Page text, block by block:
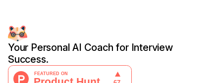
Your Personal AI Coach for Interview
Success.